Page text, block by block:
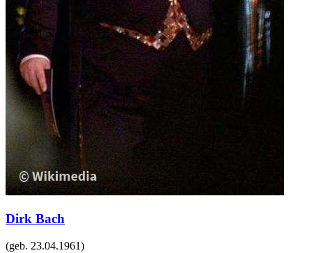
Dirk Bach
(geb. 23.04.1961)